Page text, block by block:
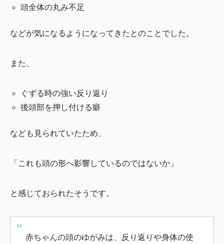
頭全体の丸み不足
などが気になるようになってきたとのことでした。
また、
ぐずる時の強い反り返り
後頭部を押し付ける癖
なども見られていたため、
「これも頭の形へ影響しているのではないか」
と感じておられたそうです。
赤ちゃんの頭のゆがみは、反り返りや身体の使